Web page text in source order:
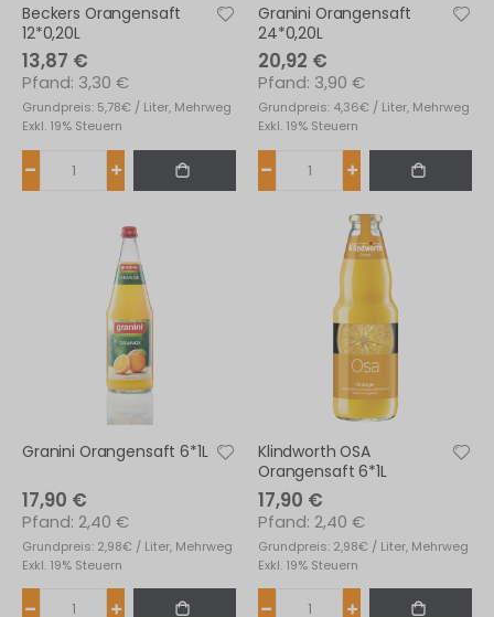
Beckers Orangensaft
12*0,20L
13,87 €
Grundpreis: 5,78€ / Liter, Mehrweg
3,30 €
Exkl. 19% Steuern
Granini Orangensaft
24*0,20L
20,92 €
Grundpreis: 4,36€ / Liter, Mehrweg
3,90 €
Exkl. 19% Steuern
Granini Orangensaft 6*1L
17,90 €
Grundpreis: 2,98€ / Liter, Mehrweg
2,40 €
Exkl. 19% Steuern
Klindworth OSA
Orangensaft 6*1L
17,90 €
Grundpreis: 2,98€ / Liter, Mehrweg
2,40 €
Exkl. 19% Steuern